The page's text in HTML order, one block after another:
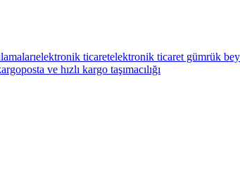
elektronik ticaretelektronik ticaret gümrük
posta ve hızlı kargo taşımacılığı